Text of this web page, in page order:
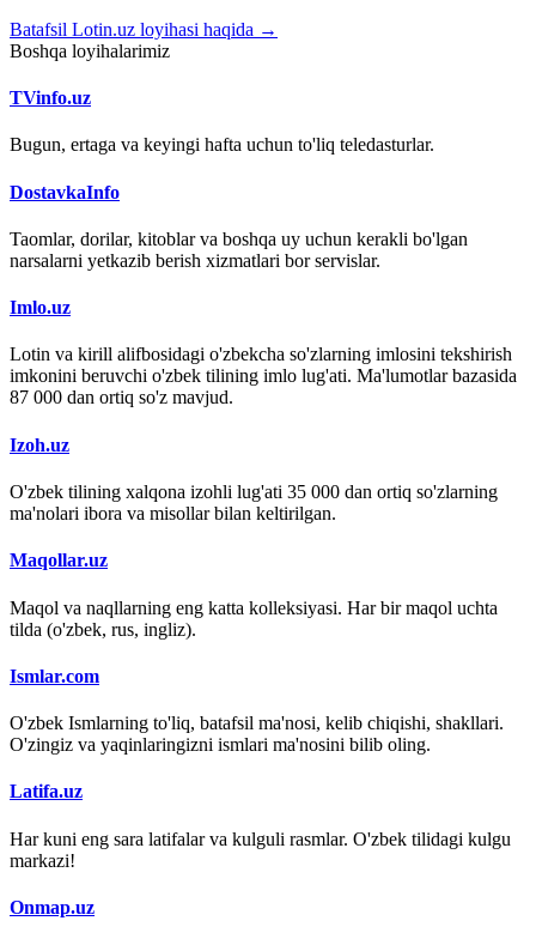
Batafsil Lotin.uz loyihasi haqida →
Boshqa loyihalarimiz
TVinfo.uz
Bugun, ertaga va keyingi hafta uchun to'liq teledasturlar.
DostavkaInfo
Taomlar, dorilar, kitoblar va boshqa uy uchun kerakli bo'lgan
narsalarni yetkazib berish xizmatlari bor servislar.
Imlo.uz
Lotin va kirill alifbosidagi o'zbekcha so'zlarning imlosini tekshirish
imkonini beruvchi o'zbek tilining imlo lug'ati. Ma'lumotlar bazasida
87 000 dan ortiq so'z mavjud.
Izoh.uz
O'zbek tilining xalqona izohli lug'ati 35 000 dan ortiq so'zlarning
ma'nolari ibora va misollar bilan keltirilgan.
Maqollar.uz
Maqol va naqllarning eng katta kolleksiyasi. Har bir maqol uchta
tilda (o'zbek, rus, ingliz).
Ismlar.com
O'zbek Ismlarning to'liq, batafsil ma'nosi, kelib chiqishi, shakllari.
O'zingiz va yaqinlaringizni ismlari ma'nosini bilib oling.
Latifa.uz
Har kuni eng sara latifalar va kulguli rasmlar. O'zbek tilidagi kulgu
markazi!
Onmap.uz